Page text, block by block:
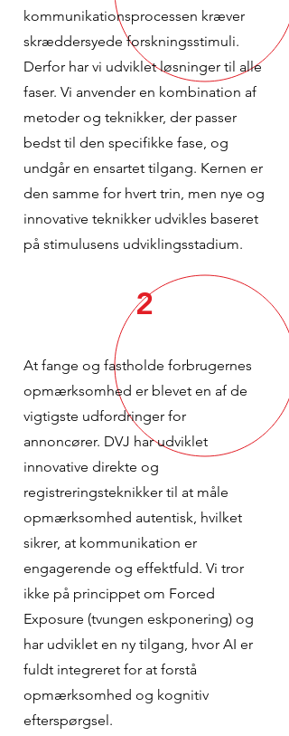
kommunikationsprocessen kræver
skræddersyede forskningsstimuli.
Derfor har vi udviklet løsninger til alle
faser. Vi anvender en kombination af
metoder og teknikker, der passer
bedst til den specifikke fase, og
undgår en ensartet tilgang. Kernen er
den samme for hvert trin, men nye og
innovative teknikker udvikles baseret
på stimulusens udviklingsstadium.
2
At fange og fastholde forbrugernes
opmærksomhed er blevet en af ​​de
vigtigste udfordringer for
annoncører. DVJ har udviklet
innovative direkte og
registreringsteknikker til at måle
opmærksomhed autentisk, hvilket
sikrer, at kommunikation er
engagerende og effektfuld. Vi tror
ikke på princippet om Forced
Exposure (tvungen eskponering) og
har udviklet en ny tilgang, hvor AI er
fuldt integreret for at forstå
opmærksomhed og kognitiv
efterspørgsel.